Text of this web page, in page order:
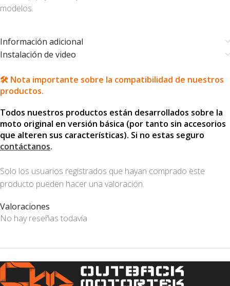
modelos.
Información adicional
Instalación de video
🛠️ Nota importante sobre la compatibilidad de nuestros
productos.
Todos nuestros productos están desarrollados sobre la
moto original en versión básica (por tanto sin accesorios
que alteren sus características). Si no estas seguro
contáctanos.
Valoraciones
No hay reseñas todavía
Solo los usuarios registrados que hayan comprado este
producto pueden hacer una valoración.